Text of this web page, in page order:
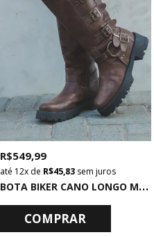
B
OTA BIKER CANO LONGO MARROM COM FIVELAS
R$ 549,99
12xde R$ 45,83sem juros
COMPRAR